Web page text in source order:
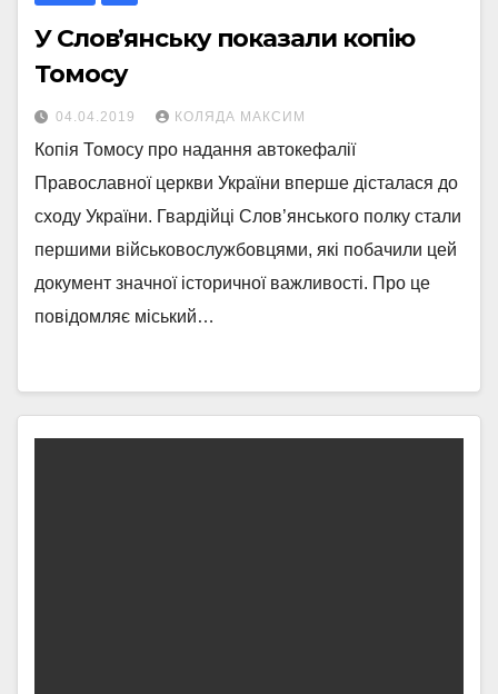
У Слов’янську показали копію
Томосу
04.04.2019 КОЛЯДА МАКСИМ
Копія Томосу про надання автокефалії
Православної церкви України вперше дісталася до
сходу України. Гвардійці Слов’янського полку стали
першими військовослужбовцями, які побачили цей
документ значної історичної важливості. Про це
повідомляє міський…